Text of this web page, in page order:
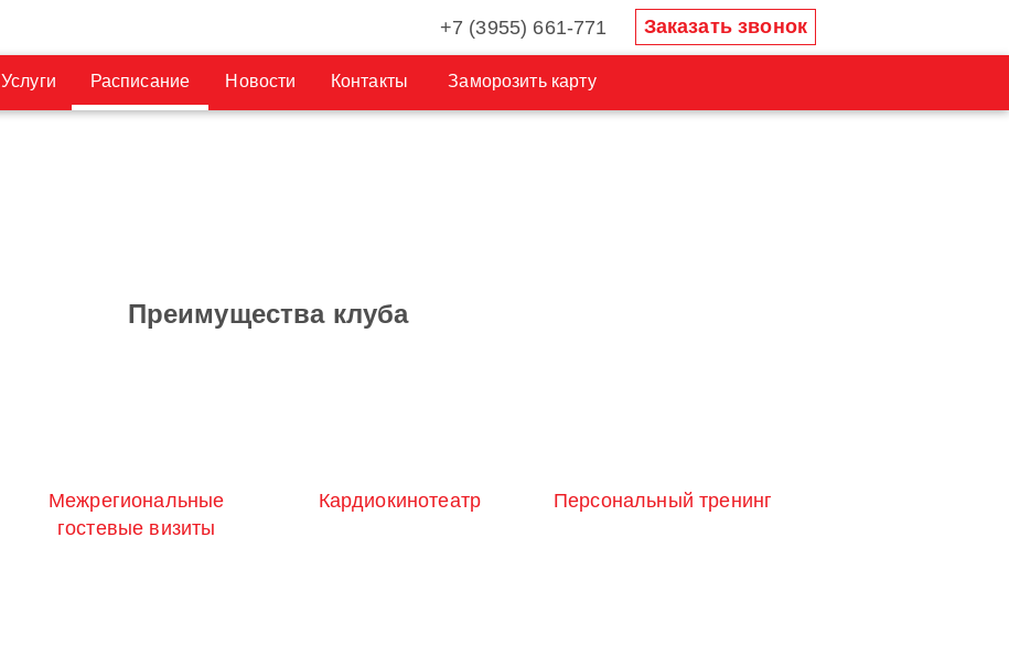
Заказать звонок
+7 (3955) 661-771
Услуги Расписание Новости Контакты Заморозить карту
Преимущества клуба
Межрегиональные
гостевые визиты
Кардиокинотеатр Персональный тренинг